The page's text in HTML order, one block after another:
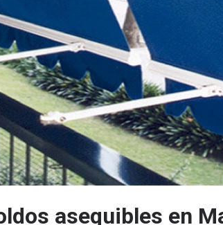
asequibles en